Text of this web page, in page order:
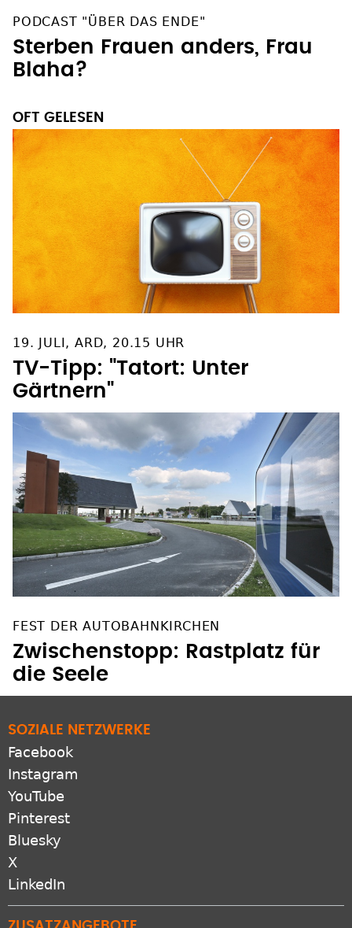
Sterben Frauen anders, Frau
Blaha?
TV-Tipp: "Tatort: Unter
Gärtnern"
Zwischenstopp: Rastplatz für
die Seele
Facebook
Instagram
YouTube
Pinterest
Bluesky
X
LinkedIn